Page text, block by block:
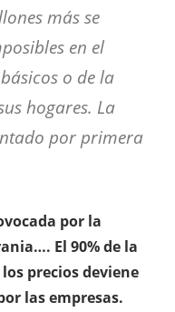
más se
en el
o de la
hogares. La
por primera
por la
El 90% de la
precios deviene
las empresas.